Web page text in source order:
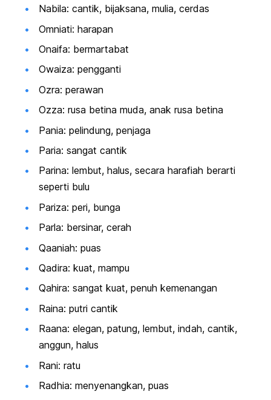
Nabila: cantik, bijaksana, mulia, cerdas
Omniati: harapan
Onaifa: bermartabat
Owaiza: pengganti
Ozra: perawan
Ozza: rusa betina muda, anak rusa betina
Pania: pelindung, penjaga
Paria: sangat cantik
Parina: lembut, halus, secara harafiah berarti
seperti bulu
Pariza: peri, bunga
Parla: bersinar, cerah
Qaaniah: puas
Qadira: kuat, mampu
Qahira: sangat kuat, penuh kemenangan
Raina: putri cantik
Raana: elegan, patung, lembut, indah, cantik,
anggun, halus
Rani: ratu
Radhia: menyenangkan, puas